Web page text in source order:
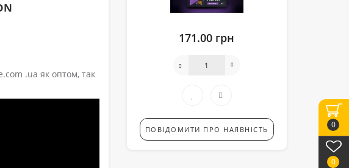
0
0
.ua як оптом, так
171.00 грн
ПОВІДОМИТИ ПРО НАЯВНІСТЬ